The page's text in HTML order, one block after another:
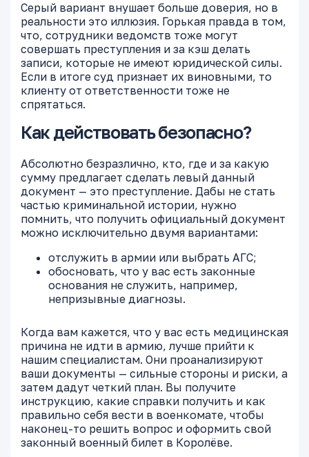
Серый вариант внушает больше доверия, но в
реальности это иллюзия. Горькая правда в том,
что, сотрудники ведомств тоже могут
совершать преступления и за кэш делать
записи, которые не имеют юридической силы.
Если в итоге суд признает их виновными, то
клиенту от ответственности тоже не
спрятаться.
Как действовать безопасно?
Абсолютно безразлично, кто, где и за какую
сумму предлагает сделать левый данный
документ — это преступление. Дабы не стать
частью криминальной истории, нужно
помнить, что получить официальный документ
можно исключительно двумя вариантами:
отслужить в армии или выбрать АГС;
обосновать, что у вас есть законные
основания не служить, например,
непризывные диагнозы.
Когда вам кажется, что у вас есть медицинская
причина не идти в армию, лучше прийти к
нашим специалистам. Они проанализируют
ваши документы — сильные стороны и риски, а
затем дадут четкий план. Вы получите
инструкцию, какие справки получить и как
правильно себя вести в военкомате, чтобы
наконец-то решить вопрос и оформить свой
законный военный билет в Королёве.